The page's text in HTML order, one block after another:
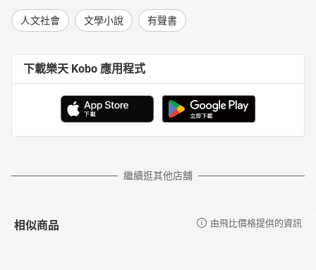
人文社會 文學小說 有聲書
下載樂天 Kobo 應用程式
繼續逛其他店舖
相似商品 由飛比價格提供的資訊